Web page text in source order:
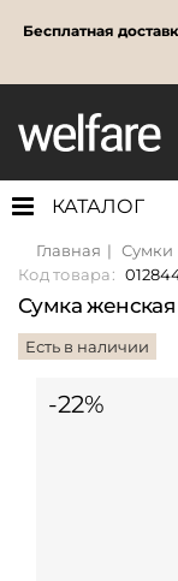
Бесплатная
КАТАЛОГ
Главная Сумки
Код товара:
Сумка женская
Есть в наличии
-22%